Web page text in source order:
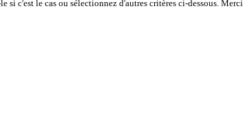
si c'est le cas ou sélectionnez d'autres critères ci-dessous. Merci.